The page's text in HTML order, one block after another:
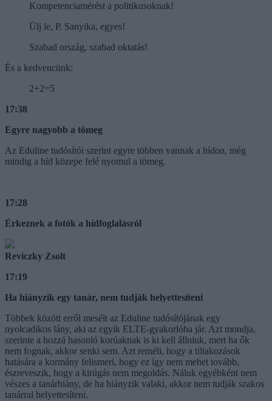
Kompetenciamérést a politikusoknak!
Ülj le, P. Sanyika, egyes!
Szabad ország, szabad oktatás!
És a kedvencünk:
2+2=5
17:38
Egyre nagyobb a tömeg
Az Eduline tudósítói szerint egyre többen vannak a hídon, még
mindig a híd közepe felé nyomul a tömeg.
17:28
Érkeznek a fotók a hídfoglalásról
Reviczky Zsolt
17:19
Ha hiányzik egy tanár, nem tudják helyettesíteni
Többek között erről mesélt az Eduline tudósítójának egy
nyolcadikos lány, aki az egyik ELTE-gyakorlóba jár. Azt mondja,
szerinte a hozzá hasonló korúaknak is ki kell állniuk, mert ha ők
nem fognak, akkor senki sem. Azt reméli, hogy a tiltakozások
hatására a kormány felismeri, hogy ez így nem mehet tovább,
észreveszik, hogy a kirúgás nem megoldás. Náluk egyébként nem
vészes a tanárhiány, de ha hiányzik valaki, akkor nem tudják szakos
tanárral helyettesíteni.